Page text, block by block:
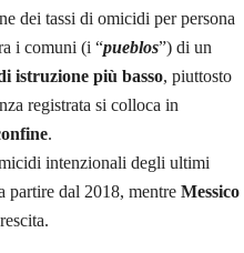
dei tassi di omicidi per persona
i comuni (i “pueblos”) di un
istruzione più basso, piuttosto
registrata si colloca in
.
intenzionali degli ultimi
partire dal 2018, mentre Messico